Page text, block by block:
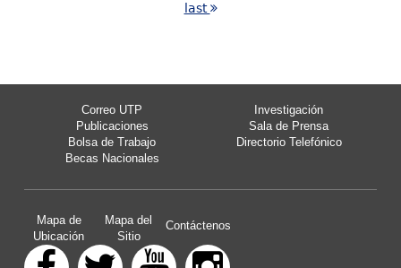
last
Correo UTP
Investigación
Publicaciones
Sala de Prensa
Bolsa de Trabajo
Directorio Telefónico
Becas Nacionales
Mapa de
Ubicación
Mapa del
Sitio
Contáctenos